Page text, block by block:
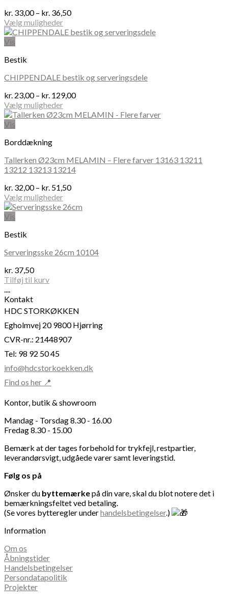
kr. 33,00 – kr. 36,50Prisinterval:
til
Vælg muligheder
Dette
vare
flere
Mulighederne
vælges
på
varesiden
Vis
Bestik
CHIPPENDALE bestik og serveringsdele
kr. 23,00 – kr. 129,00Prisinterval:
til
Vælg muligheder
Dette
vare
flere
Mulighederne
kan
på
varesiden
Vis
Borddækning
Tallerken Ø23cm MELAMIN – Flere farver 13163 13211
13212 13213 13214
kr. 32,00 – kr. 51,50Prisinterval:
til
Vælg muligheder
Dette
vare
flere
Mulighederne
vælges
på
varesiden
Vis
Bestik
Serveringsske 26cm 10104
kr. 37,50
Tilføj til kurv
Kontakt
HDC STORKØKKEN
Egholmvej 20 9800 Hjørring
CVR-nr.: 21448907
Tel: 98 92 50 45
info@hdcstorkoekken.dk
Find os her 📍
Kontor, butik & showroom
Mandag - Torsdag 8.30 - 16.00
Fredag 8.30 - 15.00
Bemærk at der tages forbehold for trykfejl, restpartier,
leverandørsvigt, udgåede varer samt leveringstid.
Følg os på
Ønsker du byttemærkepå din vare, skal du blot notere det i
bemærkningsfeltet ved betaling.
(Se vores bytteregler underhandelsbetingelser.)
Information
Om os
Åbningstider
Handelsbetingelser
Persondatapolitik
Projekter